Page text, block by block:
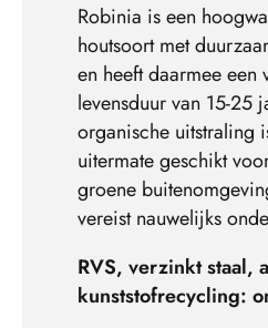
Robinia is een
houtsoort met
en heeft daarmee een
levensduur van 15-25
organische uitstraling
uitermate geschikt
groene
vereist nauwelijks
RVS, verzinkt staal,
kunststofrecycling: